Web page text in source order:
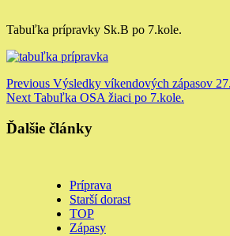
Tabuľka prípravky Sk.B po 7.kole.
Continue
Reading
Previous Výsledky víkendových zápasov
Next Tabuľka OSA žiaci po 7.kole.
Ďalšie články
Príprava
Starší dorast
TOP
Zápasy